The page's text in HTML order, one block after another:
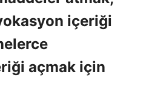
içeriği
açmak için